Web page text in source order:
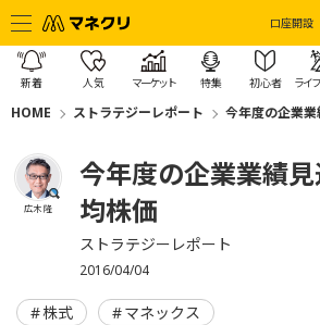
口座開設
新着 人気 マーケット 特集 初心者 ライ
HOME ストラテジーレポート 今年度の企業
広木 隆
今年度の企業業績
均株価
ストラテジーレポート
2016/04/04
株式 マネックス